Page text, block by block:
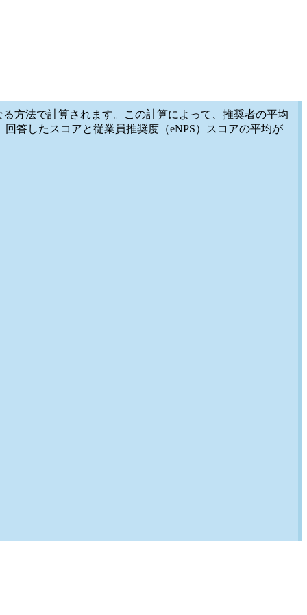
方法で計算されます。この計算によって、推奨者の平均
答したスコアと従業員推奨度（eNPS）スコアの平均が